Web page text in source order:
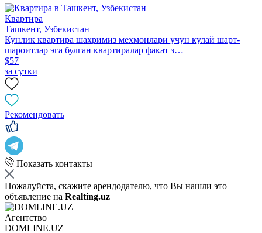
Квартира
Ташкент, Узбекистан
Кунлик квартира шахримиз меxмонлари учун кулай шарт-
шароитлар эга булган квартиралар факат з…
$57
за сутки
Рекомендовать
Показать контакты
Пожалуйста, скажите арендодателю, что Вы нашли это
объявление на Realting.uz
Агентство
DOMLINE.UZ